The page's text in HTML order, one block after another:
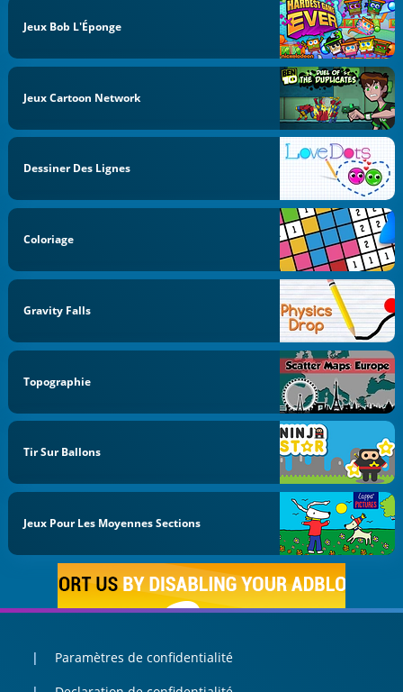
Jeux Bob L'Éponge
Jeux Cartoon Network
Dessiner Des Lignes
Coloriage
Gravity Falls
Topographie
Tir Sur Ballons
Jeux Pour Les Moyennes Sections
Paramètres de confidentialité